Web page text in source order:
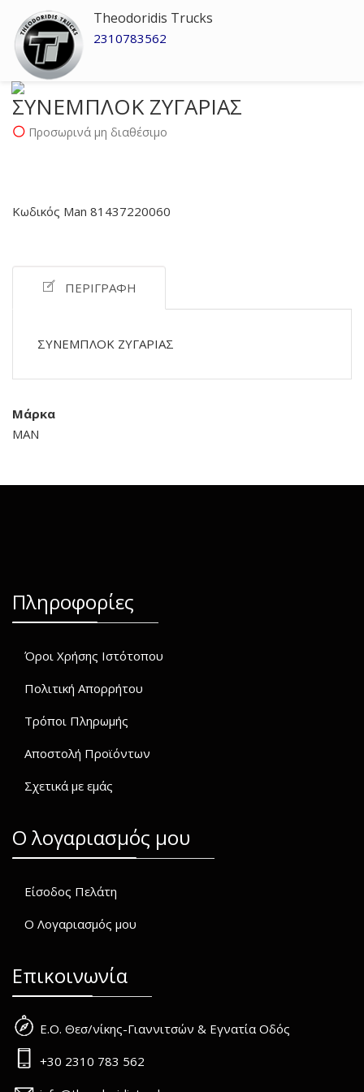
Theodoridis Trucks
2310783562
ΣΥΝΕΜΠΛΟΚ ΖΥΓΑΡΙΑΣ
Προσωρινά μη διαθέσιμο
Κωδικός Man 81437220060
ΠΕΡΙΓΡΑΦΉ
ΣΥΝΕΜΠΛΟΚ ΖΥΓΑΡΙΑΣ
Μάρκα
MAN
Πληροφορίες
Όροι Χρήσης Ιστότοπου
Πολιτική Απορρήτου
Τρόποι Πληρωμής
Αποστολή Προϊόντων
Σχετικά με εμάς
O λογαριασμός μου
Είσοδος Πελάτη
Ο Λογαριασμός μου
Επικοινωνία
Ε.Ο. Θεσ/νίκης-Γιαννιτσών & Εγνατία Οδός
+30 2310 783 562